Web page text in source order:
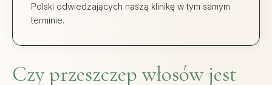
Polski odwiedzających naszą klinikę w tym samym
terminie.
Czy przeszczep włosów jest